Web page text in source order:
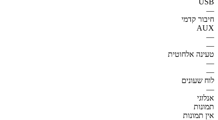
—
חיבור קדמי
AUX
—
—
טעינה אלחוטית
—
—
לוח שעונים
—
אנלוגי
תמונות
אין תמונות